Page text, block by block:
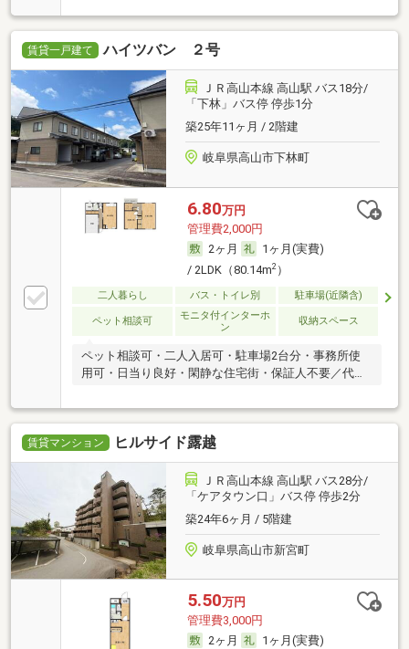
賃貸一戸建て ハイツバン ２号
ＪＲ高山本線 高山駅 バス18分/
「下林」バス停 停歩1分
築25年11ヶ月 / 2階建
岐阜県高山市下林町
6.80万円
管理費2,000円
2ヶ月
1ヶ月(実費)
/ 2LDK（80.14m2）
二人暮らし バス・トイレ別 駐車場(近隣含)
ペット相談可
モニタ付インターホ
ン
収納スペース
ペット相談可・二人入居可・駐車場2台分・事務所使
用可・日当り良好・閑静な住宅街・保証人不要／代行
賃貸マンション ヒルサイド露越
ＪＲ高山本線 高山駅 バス28分/
「ケアタウン口」バス停 停歩2分
築24年6ヶ月 / 5階建
岐阜県高山市新宮町
5.50万円
管理費3,000円
2ヶ月
1ヶ月(実費)